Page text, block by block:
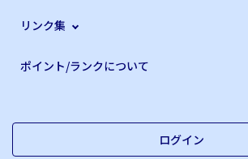
リンク集
ポイント/ランクについて
ログイン